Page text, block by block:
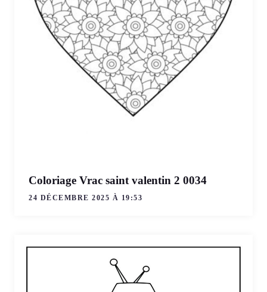
Coloriage Vrac saint valentin 2 0034
24 DÉCEMBRE 2025 À 19:53